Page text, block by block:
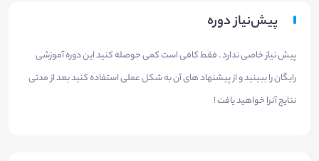
پیش‌نیاز دوره
پیش نیاز خاصی ندارد . فقط کافی است کمی حوصله کنید این دوره آموزشی
رایگان را ببینید و از پیشنهاد های آن به شکل عملی استفاده کنید بعد از مدتی
نتایج آنرا خواهید یافت !